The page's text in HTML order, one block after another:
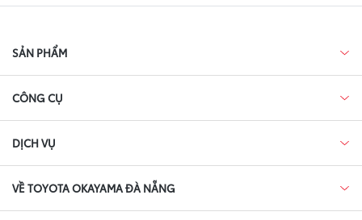
SẢN PHẨM
CÔNG CỤ
DỊCH VỤ
VỀ TOYOTA OKAYAMA ĐÀ NẴNG